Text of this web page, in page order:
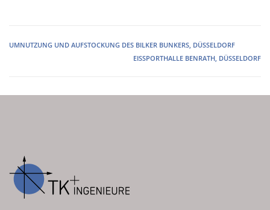
UMNUTZUNG UND AUFSTOCKUNG DES BILKER BUNKERS, DÜSSELDORF
EISSPORTHALLE BENRATH, DÜSSELDORF